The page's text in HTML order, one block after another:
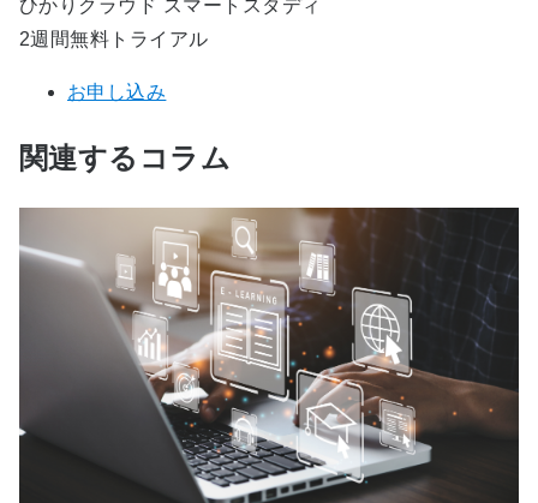
ひかりクラウド スマートスタディ
2週間無料トライアル
お申し込み
関連するコラム